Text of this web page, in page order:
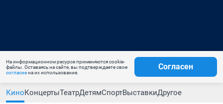
На информационном ресурсе применяются cookie-
файлы. Оставаясь на сайте, вы подтверждаете свое
согласиена их использование.
Согласен
КиноКонцертыТеатрДетямСпортВыставкиДругое